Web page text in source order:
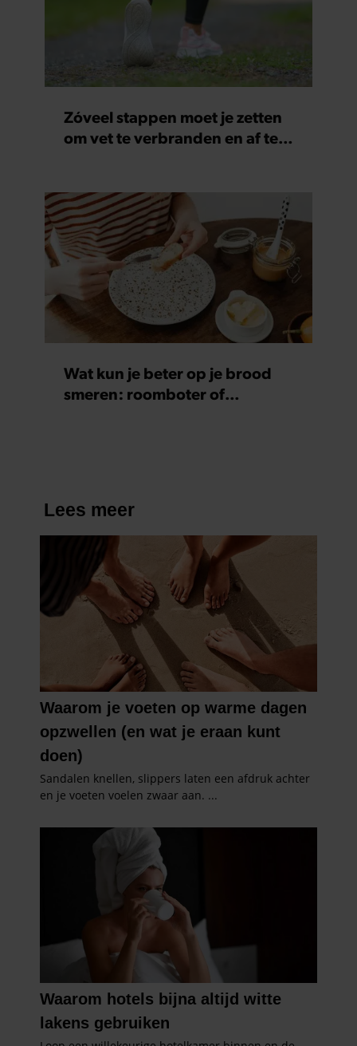
Zóveel stappen moet je zetten
om vet te verbranden en af te
Wat kun je beter op je brood
smeren: roomboter of